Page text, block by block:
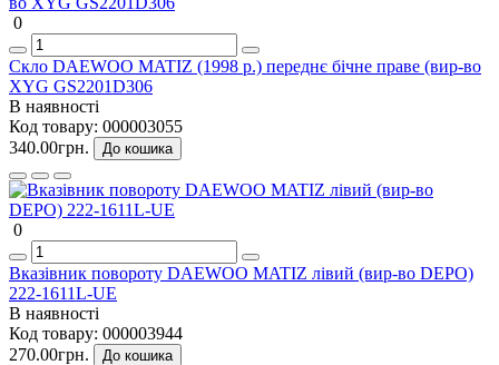
0
Скло DAEWOO MATIZ (1998 р.) переднє бічне праве (вир-во
XYG GS2201D306
В наявності
Код товару: 000003055
340.00грн.
До кошика
0
Вказівник повороту DAEWOO MATIZ лівий (вир-во DEPO)
222-1611L-UE
В наявності
Код товару: 000003944
270.00грн.
До кошика